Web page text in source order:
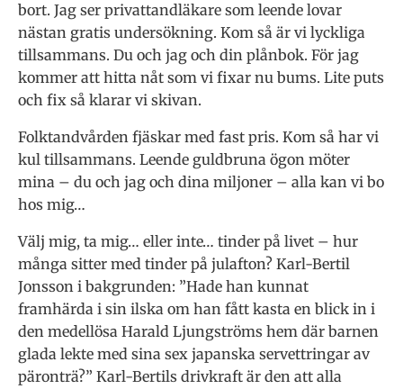
bort. Jag ser privattandläkare som leende lovar
nästan gratis undersökning. Kom så är vi lyckliga
tillsammans. Du och jag och din plånbok. För jag
kommer att hitta nåt som vi fixar nu bums. Lite puts
och fix så klarar vi skivan.
Folktandvården fjäskar med fast pris. Kom så har vi
kul tillsammans. Leende guldbruna ögon möter
mina – du och jag och dina miljoner – alla kan vi bo
hos mig…
Välj mig, ta mig… eller inte… tinder på livet – hur
många sitter med tinder på julafton? Karl-Bertil
Jonsson i bakgrunden: ”Hade han kunnat
framhärda i sin ilska om han fått kasta en blick in i
den medellösa Harald Ljungströms hem där barnen
glada lekte med sina sex japanska servettringar av
päronträ?” Karl-Bertils drivkraft är den att alla